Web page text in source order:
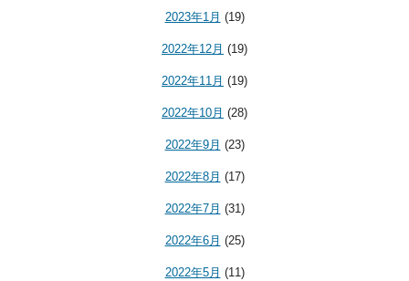
2023年1月 (19)
2022年12月 (19)
2022年11月 (19)
2022年10月 (28)
2022年9月 (23)
2022年8月 (17)
2022年7月 (31)
2022年6月 (25)
2022年5月 (11)